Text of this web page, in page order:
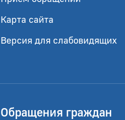
Карта сайта
Версия для слабовидящих
Обращения граждан